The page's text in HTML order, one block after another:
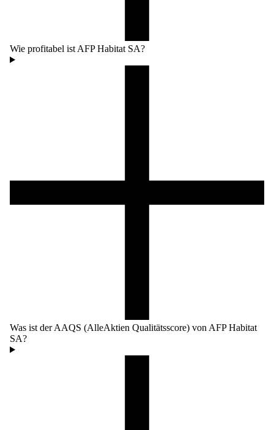
Wie profitabel ist AFP Habitat SA?
Was ist der AAQS (AlleAktien Qualitätsscore) von AFP Habitat
SA?